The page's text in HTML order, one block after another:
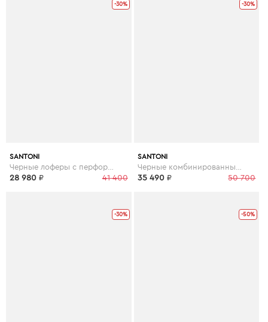
-30%
SANTONI
41 400
28 980 ₽
-30%
SANTONI
50 700
35 490 ₽
-30% -50%